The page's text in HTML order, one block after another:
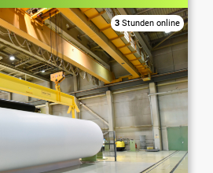
3 Stunden online